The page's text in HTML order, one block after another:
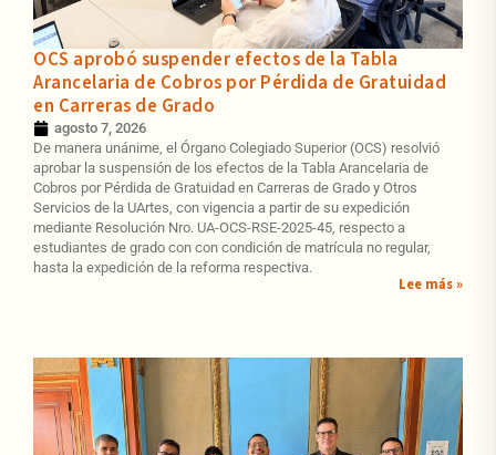
OCS aprobó suspender efectos de la Tabla
Arancelaria de Cobros por Pérdida de Gratuidad
en Carreras de Grado
agosto 7, 2026
De manera unánime, el Órgano Colegiado Superior (OCS) resolvió
aprobar la suspensión de los efectos de la Tabla Arancelaria de
Cobros por Pérdida de Gratuidad en Carreras de Grado y Otros
Servicios de la UArtes, con vigencia a partir de su expedición
mediante Resolución Nro. UA-OCS-RSE-2025-45, respecto a
estudiantes de grado con con condición de matrícula no regular,
hasta la expedición de la reforma respectiva.
Lee más »